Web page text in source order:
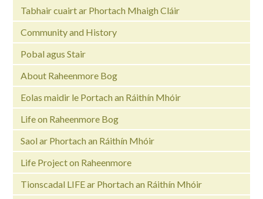
Tabhair cuairt ar Phortach Mhaigh Cláir
Community and History
Pobal agus Stair
About Raheenmore Bog
Eolas maidir le Portach an Ráithín Mhóir
Life on Raheenmore Bog
Saol ar Phortach an Ráithín Mhóir
Life Project on Raheenmore
Tionscadal LIFE ar Phortach an Ráithín Mhóir